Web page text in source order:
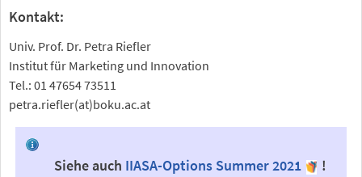
Kontakt:
Univ. Prof. Dr. Petra Riefler
Institut für Marketing und Innovation
Tel.: 01 47654 73511
petra.riefler(at)boku.ac.at
Siehe auch IIASA-Options Summer 2021 !